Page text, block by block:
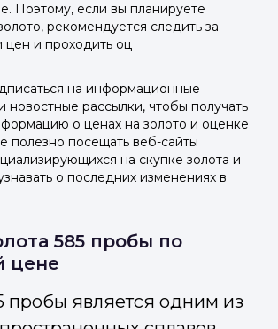
Поэтому, если вы планируете
рекомендуется следить за
цен и проходить оц
на информационные
новостные рассылки, чтобы получать
о ценах на золото и оценке
полезно посещать веб-сайты
на скупке золота и
о последних изменениях в
585 пробы по
цене
пробы является одним из